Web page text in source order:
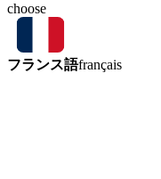
choose
フランス語français